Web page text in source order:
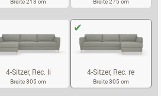
4-Sitzer, Rec. li
Breite 305 cm
4-Sitzer, Rec. re
Breite 305 cm